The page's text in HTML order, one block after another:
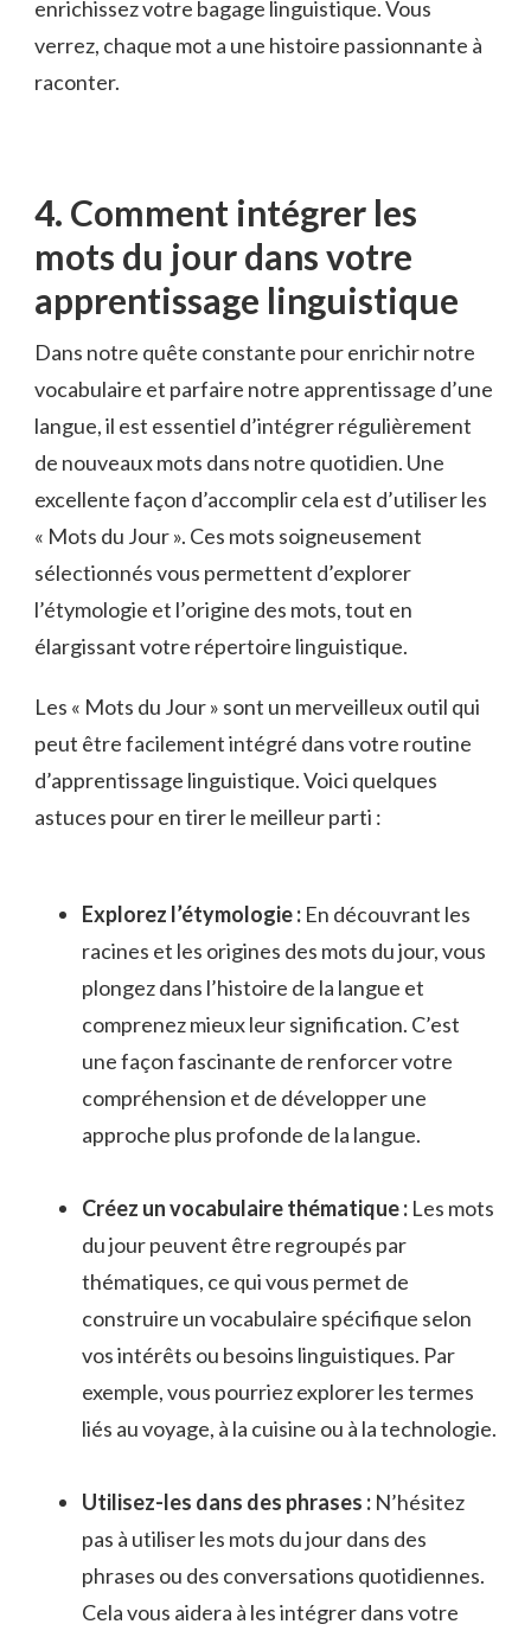
enrichissez votre bagage linguistique. Vous
verrez, chaque mot a une histoire passionnante‍ à
raconter.
4. Comment intégrer les
⁤mots du ‌jour dans votre
apprentissage ‍linguistique
Dans notre quête constante pour enrichir notre
vocabulaire et parfaire notre apprentissage d’une
langue, il ⁢est essentiel d’intégrer régulièrement
‍de ⁤nouveaux mots dans notre ​quotidien. Une
excellente façon‌ d’accomplir‌ cela⁢ est ⁣d’utiliser ‍les
« Mots ‌du Jour ». Ces ‌mots⁣ soigneusement
sélectionnés​ vous permettent ⁣d’explorer
l’étymologie et l’origine des mots,‌ tout en
élargissant votre répertoire linguistique.
Les⁣ « Mots du Jour » sont‍ un merveilleux⁣ outil qui
peut être facilement ​intégré dans votre routine‌
d’apprentissage linguistique. Voici quelques
astuces pour en tirer le meilleur parti :
Explorez l’étymologie : En découvrant les
racines et les ⁢origines des mots ⁣du jour,​ vous
plongez ‍dans ⁣l’histoire de la langue et⁤
comprenez mieux leur signification. C’est
une façon fascinante de renforcer votre⁢
compréhension et de développer une
approche plus⁤ profonde de ⁤la langue.
Créez un vocabulaire ‍thématique : Les mots
du ⁤jour peuvent être regroupés⁢ par
thématiques, ce qui‌ vous permet de
construire ⁢un vocabulaire spécifique selon
vos intérêts ou ⁢besoins linguistiques.⁤ Par
exemple, vous pourriez explorer les termes
liés au voyage, à la cuisine ou à la ⁤technologie.
Utilisez-les dans des​ phrases : ‌N’hésitez
pas ⁢à utiliser les mots du jour dans‍ des
phrases ​ou des conversations quotidiennes.
Cela vous aidera à les ‍intégrer dans ⁣votre